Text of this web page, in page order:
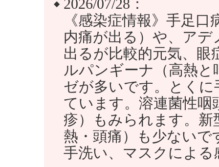
◆ 2026/07/28：
《感染症情報》手足
内痛が出る）や、ア
出るが比較的元気、眼
ルパンギーナ（高熱
ゼが多いです。とく
ています。溶連菌性咽
疹）もみられます。
熱・頭痛）も少ない
手洗い、マスクによ